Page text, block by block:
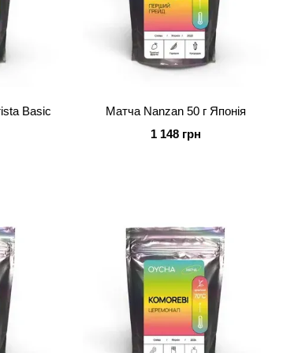
Матча Nanzan 50 г Японія
1 148 грн